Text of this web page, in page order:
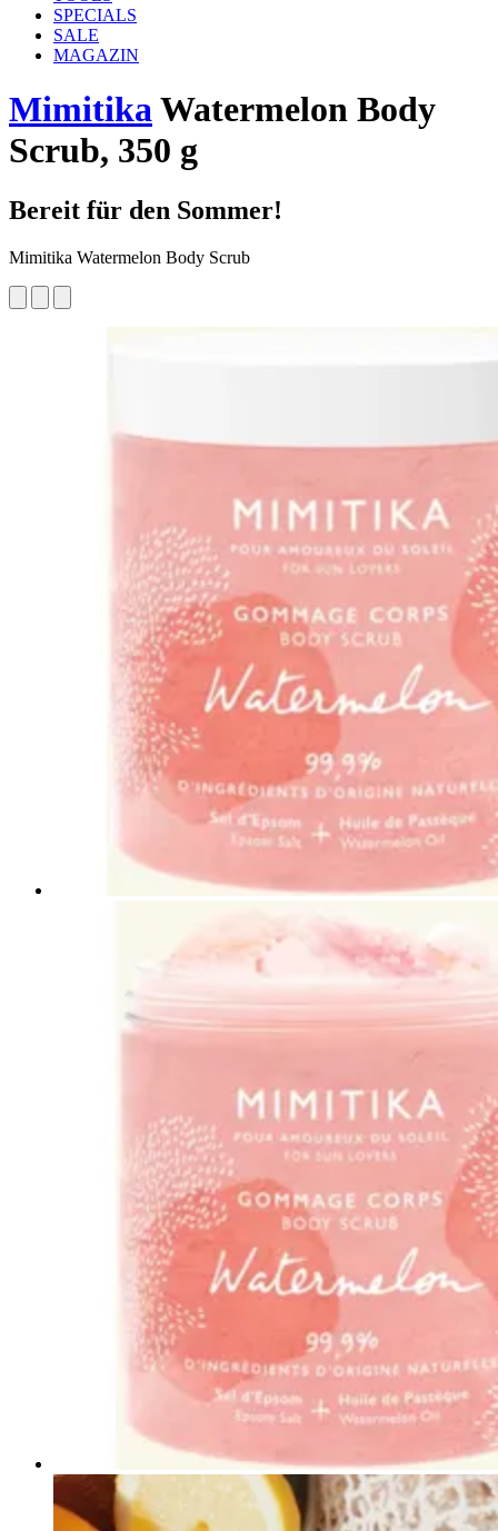
SPECIALS
SALE
MAGAZIN
MimitikaWatermelon Body
Scrub, 350 g
Bereit für den Sommer!
Mimitika Watermelon Body Scrub